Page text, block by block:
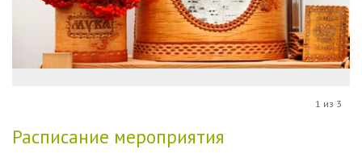
1 из 3
Расписание мероприятия